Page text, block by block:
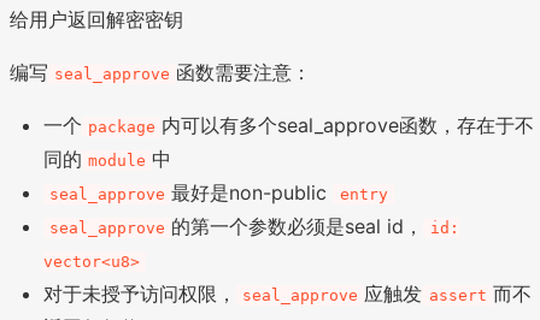
给用户返回解密密钥
编写 seal_approve 函数需要注意：
一个 package 内可以有多个seal_approve函数，存在于不
同的 module 中
seal_approve 最好是non-public
entry
seal_approve 的第一个参数必须是seal id，
id:
vector<u8>
对于未授予访问权限， seal_approve 应触发 assert 而不